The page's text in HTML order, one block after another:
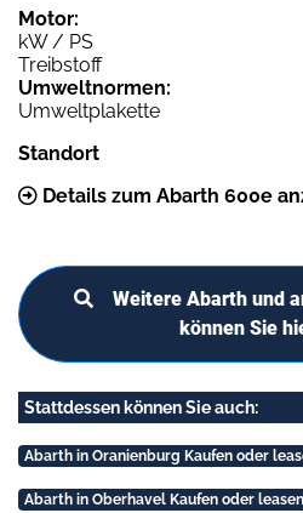
Motor:
kW / PS
Treibstoff
Umweltnormen:
Umweltplakette
Standort
Details zum Abarth 600e
Weitere Abarth und
können Sie
Stattdessen können Sie auch:
Abarth in Oranienburg Kaufen oder
Abarth in Oberhavel Kaufen oder leasen